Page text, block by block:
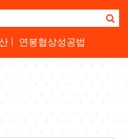
연봉협상성공법